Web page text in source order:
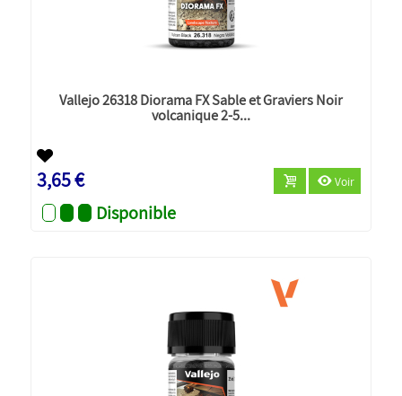
Vallejo 26318 Diorama FX Sable et Graviers Noir
volcanique 2-5...
3,65 € Voir
Disponible